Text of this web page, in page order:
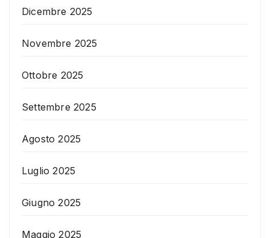
Dicembre 2025
Novembre 2025
Ottobre 2025
Settembre 2025
Agosto 2025
Luglio 2025
Giugno 2025
Maggio 2025